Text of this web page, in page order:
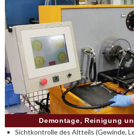
Demontage, Reinigung
Sichtkontrolle des Altteils (Gewinde,